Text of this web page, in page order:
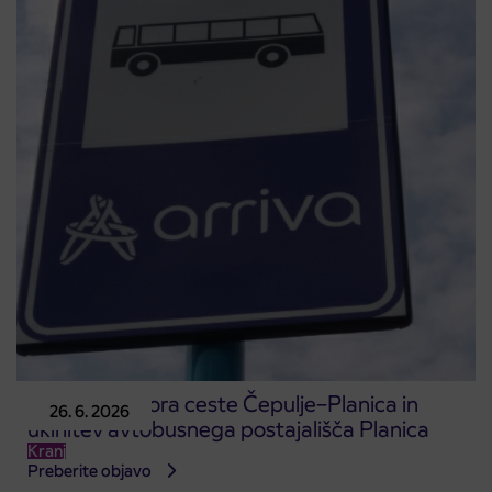
26. 6. 2026
Popolna zapora ceste Čepulje–Planica in
ukinitev avtobusnega postajališča Planica
Kranj
Preberite objavo